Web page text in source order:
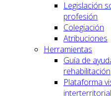
Legislación
profesión
Colegiación
Atribuciones
Herramientas
Guía de
rehabilitación
Plataforma
interterritorial